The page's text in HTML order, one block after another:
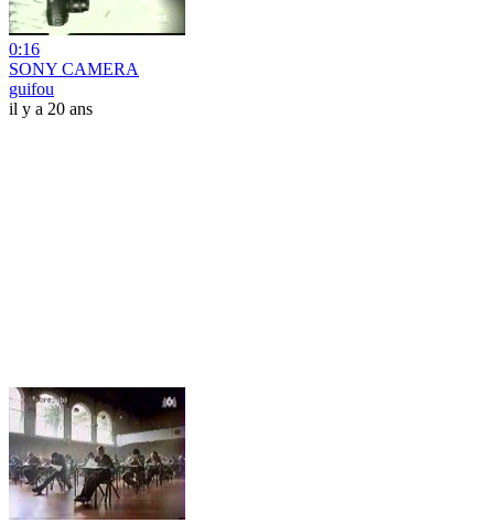
0:16
SONY CAMERA
guifou
il y a 20 ans